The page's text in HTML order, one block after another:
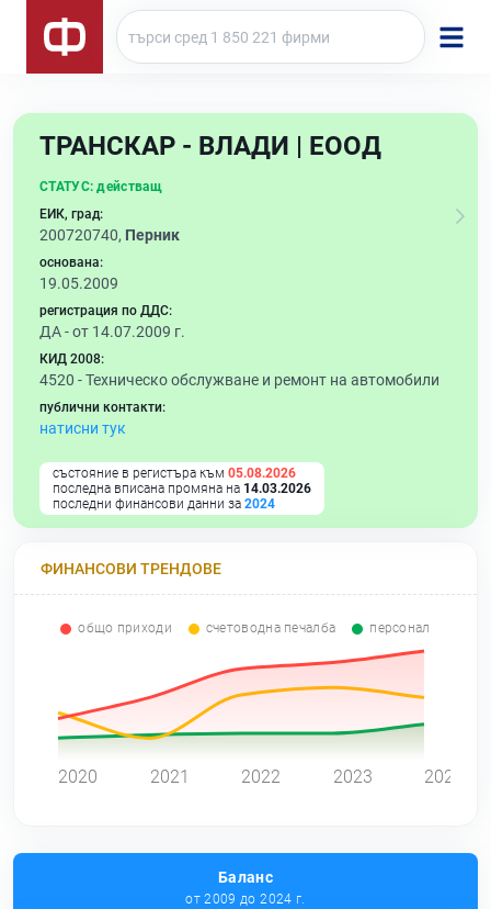
ТРАНСКАР - ВЛАДИ | ЕООД
СТАТУС: действащ
ЕИК, град:
200720740, Перник
основана:
19.05.2009
регистрация по ДДС:
ДА - от 14.07.2009 г.
КИД 2008:
4520 -Техническо обслужване и ремонт на автомобили
публични контакти:
натисни тук
състояние в регистъра към 05.08.2026
последна вписана промяна на 14.03.2026
последни финансови данни за 2024
ФИНАНСОВИ ТРЕНДОВЕ
общо приходи счетоводна печалба персонал
2020 2021 2022 2023 2024
Баланс
от 2009 до 2024 г.